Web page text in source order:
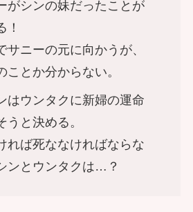
がシンの妹だったことが
！
サニーの元に向かうが、
ことか分からない。
はウンタクに新婦の運命
うと決める。
れば死ななければならな
ンとウンタクは…？